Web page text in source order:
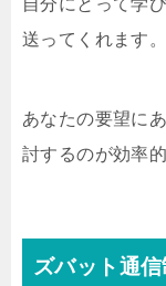
自分にとって学
送ってくれます。
あなたの要望に
討するのが効率
ズバット通